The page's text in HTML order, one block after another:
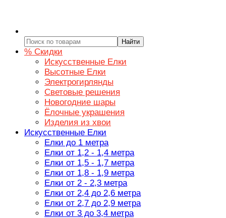
Найти
% Скидки
Искусственные Елки
Высотные Елки
Электрогирлянды
Световые решения
Новогодние шары
Ёлочные украшения
Изделия из хвои
Искусственные Елки
Елки до 1 метра
Елки от 1,2 - 1,4 метра
Елки от 1,5 - 1,7 метра
Елки от 1,8 - 1,9 метра
Елки от 2 - 2,3 метра
Елки от 2,4 до 2,6 метра
Елки от 2,7 до 2,9 метра
Елки от 3 до 3,4 метра